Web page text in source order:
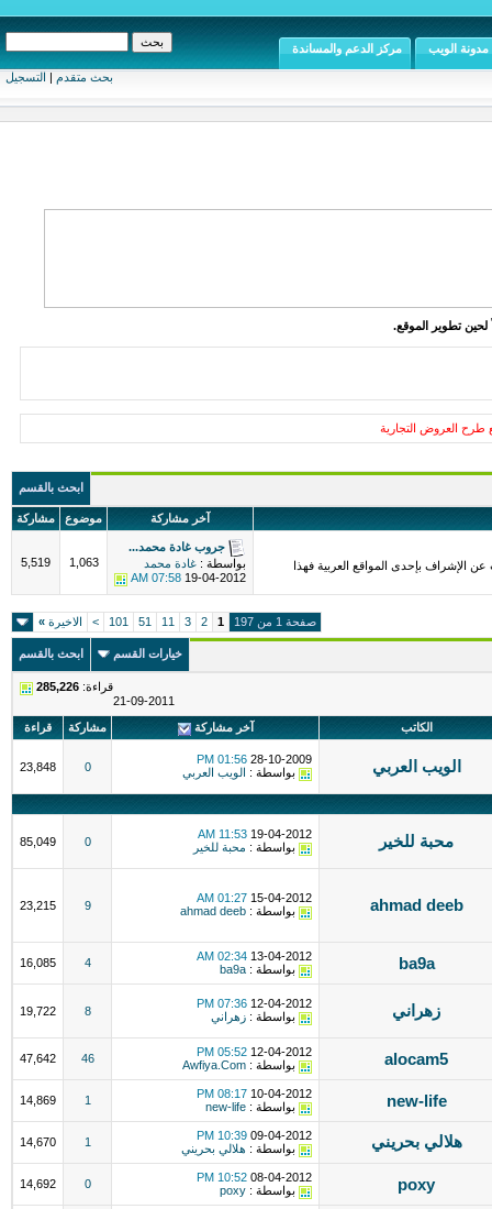
بحث متقدم | التسجيل
مدونة الويب مركز الدعم والمساندة
لحين تطوير الموقع.
طرح العروض التجارية
ابحث بالقسم
آخر مشاركة موضوع مشاركة
بإحدى المواقع العربية فهذا
جروب غادة محمد...
بواسطة : غادة محمد
19-04-2012
07:58 AM
1,063
5,519
صفحة 1 من 197 1
2
3
11
51
101
> الاخيرة »
خيارات القسم ابحث بالقسم
قراءة: 285,226
21-09-2011
الكاتب
آخر مشاركة مشاركة قراءة
الويب العربي 28-10-2009
01:56 PM
بواسطة :
الويب العربي 0
23,848
محبة للخير 19-04-2012
11:53 AM
بواسطة : محبة للخير 0
85,049
ahmad deeb
15-04-2012
01:27 AM
بواسطة : ahmad deeb
9
23,215
ba9a
13-04-2012
02:34 AM
بواسطة : ba9a
4
16,085
زهراني 12-04-2012
07:36 PM
بواسطة : زهراني 8
19,722
alocam5
12-04-2012
05:52 PM
بواسطة : Awfiya.Com
46
47,642
new-life
10-04-2012
08:17 PM
بواسطة : new-life
1
14,869
هلالي بحريني 09-04-2012
10:39 PM
بواسطة : هلالي بحريني 1
14,670
poxy
08-04-2012
10:52 PM
بواسطة : poxy
0
14,692